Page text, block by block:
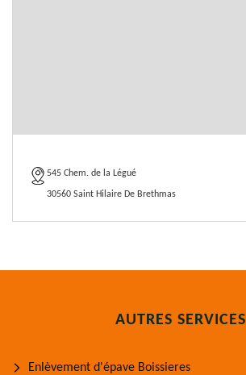
545 Chem. de la Légué
30560 Saint Hilaire De Brethmas
AUTRES SERVICES
Enlèvement d'épave Boissieres